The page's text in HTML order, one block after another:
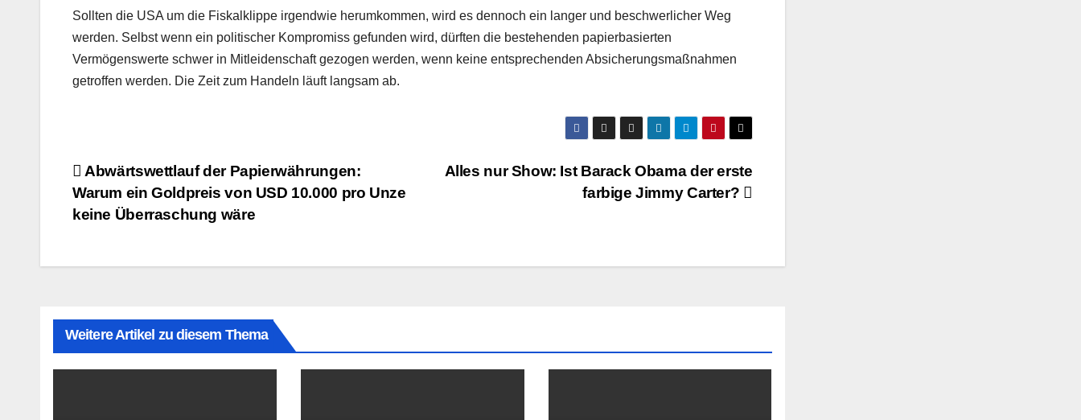
Sollten die USA um die Fiskalklippe irgendwie herumkommen, wird es dennoch ein langer und beschwerlicher Weg
werden. Selbst wenn ein politischer Kompromiss gefunden wird, dürften die bestehenden papierbasierten
Vermögenswerte schwer in Mitleidenschaft gezogen werden, wenn keine entsprechenden Absicherungsmaßnahmen
getroffen werden. Die Zeit zum Handeln läuft langsam ab.
Beitragsnavigation
Alles nur Show: Ist Barack Obama der erste
farbige Jimmy Carter?
Abwärtswettlauf der Papierwährungen:
Warum ein Goldpreis von USD 10.000 pro Unze
keine Überraschung wäre
Weitere Artikel zu diesem Thema